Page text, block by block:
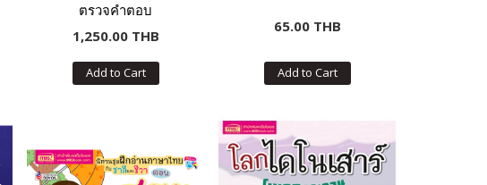
ตรวจคำตอบ
1,250.00 THB
Add to Cart
65.00 THB
Add to Cart